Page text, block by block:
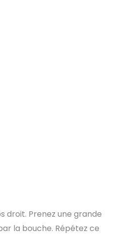
droit. Prenez une grande
la bouche. Répétez ce